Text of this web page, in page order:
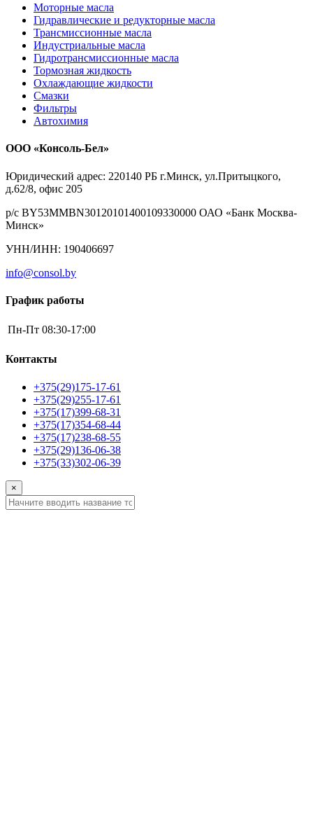
Моторные масла
Гидравлические и редукторные масла
Трансмиссионные масла
Индустриальные масла
Гидротрансмиссионные масла
Тормозная жидкость
Охлаждающие жидкости
Смазки
Фильтры
Автохимия
ООО «Консоль-Бел»
Юридический адрес: 220140 РБ г.Минск, ул.Притыцкого,
д.62/8, офис 205
р/с BY53MMBN30120101400109330000 ОАО «Банк Москва-
Минск»
УНН/ИНН: 190406697
info@consol.by
График работы
Пн-Пт 08:30-17:00
Контакты
+375(29)175-17-61
+375(29)255-17-61
+375(17)399-68-31
+375(17)354-68-44
+375(17)238-68-55
+375(29)136-06-38
+375(33)302-06-39
×